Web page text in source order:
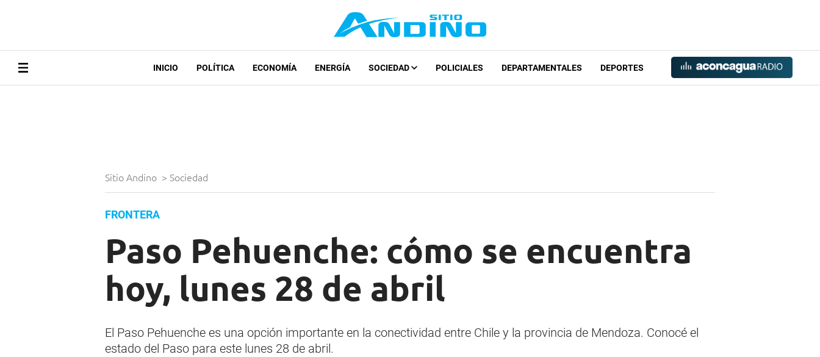
INICIO POLÍTICA ECONOMÍA ENERGÍA SOCIEDAD POLICIALES DEPARTAMENTALES DEPORTES
Sitio Andino > Sociedad
FRONTERA
Paso Pehuenche: cómo se encuentra
hoy, lunes 28 de abril
El Paso Pehuenche es una opción importante en la conectividad entre Chile y la provincia de Mendoza. Conocé el
estado del Paso para este lunes 28 de abril.